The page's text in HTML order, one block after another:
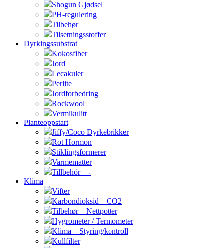
Shogun Gjødsel
PH-regulering
Tilbehør
Tilsetningsstoffer
Dyrkingssubstrat
Kokosfiber
Jord
Lecakuler
Perlite
Jordforbedring
Rockwool
Vermikulitt
Planteoppstart
Jiffy/Coco Dyrkebrikker
Rot Hormon
Stiklingsformerer
Varmematter
Tillbehör—-
Klima
Vifter
Karbondioksid – CO2
Tilbehør – Nettpotter
Hygrometer / Termometer
Klima – Styring/kontroll
Kullfilter